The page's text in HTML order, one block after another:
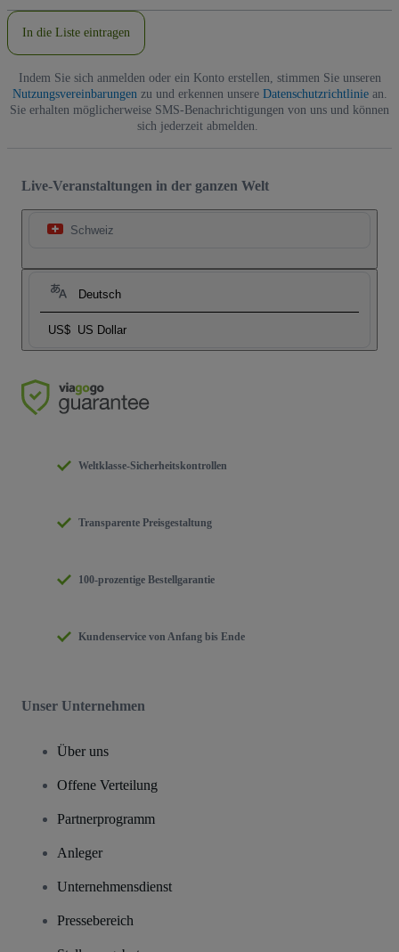
In die Liste eintragen
Indem Sie sich anmelden oder ein Konto erstellen, stimmen Sie unseren
Nutzungsvereinbarungenzu und erkennen unsere Datenschutzrichtliniean.
Sie erhalten möglicherweise SMS-Benachrichtigungen von uns und können
sich jederzeit abmelden.
Live-Veranstaltungen in der ganzen Welt
Schweiz
Deutsch
US$ US Dollar
Weltklasse-Sicherheitskontrollen
Transparente Preisgestaltung
100-prozentige Bestellgarantie
Kundenservice von Anfang bis Ende
Unser Unternehmen
Über uns
Offene Verteilung
Partnerprogramm
Anleger
Unternehmensdienst
Pressebereich